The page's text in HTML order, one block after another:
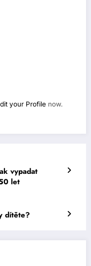
your Profile now.
vypadat
let
dítěte?